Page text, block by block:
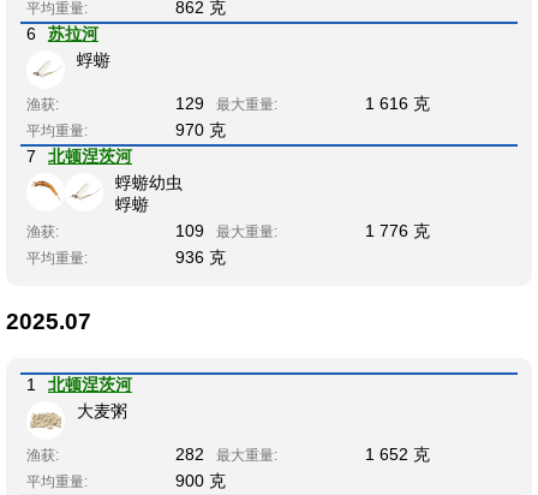
平均重量:
862 克
6
苏拉河
蜉蝣
渔获: 129 最大重量: 1 616 克
平均重量:
970 克
7
北顿涅茨河
蜉蝣幼虫
蜉蝣
渔获: 109 最大重量: 1 776 克
平均重量: 936 克
2025.07
1
北顿涅茨河
大麦粥
渔获: 282 最大重量: 1 652 克
平均重量:
900 克